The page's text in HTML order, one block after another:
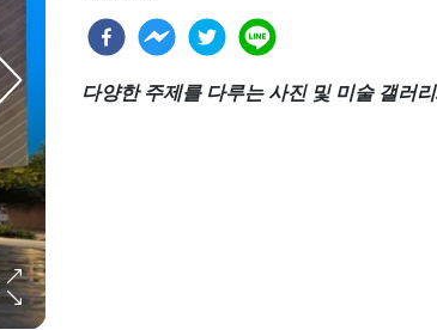
다양한 주제를 다루는 사진 및 미술 갤러